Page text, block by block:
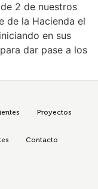
2 de nuestros
de la Hacienda el
en sus
dar pase a los
Proyectos
Contacto